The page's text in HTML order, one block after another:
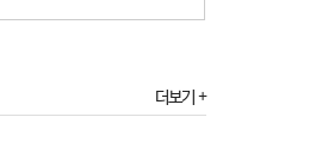
더보기 +